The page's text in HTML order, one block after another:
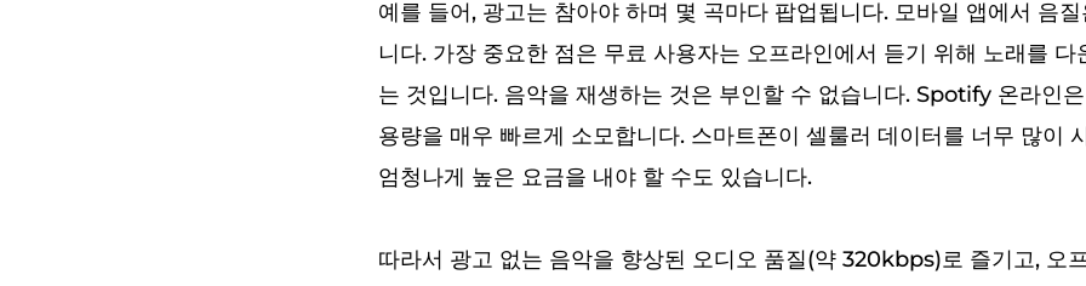
예를 들어, 광고는 참아야 하며 몇 곡마다 팝업됩니다. 모바일 앱에서 음
니다. 가장 중요한 점은 무료 사용자는 오프라인에서 듣기 위해 노래를 다
는 것입니다. 음악을 재생하는 것은 부인할 수 없습니다. Spotify 온라인
용량을 매우 빠르게 소모합니다. 스마트폰이 셀룰러 데이터를 너무 많이
엄청나게 높은 요금을 내야 할 수도 있습니다.
따라서 광고 없는 음악을 향상된 오디오 품질(약 320kbps)로 즐기고, 오